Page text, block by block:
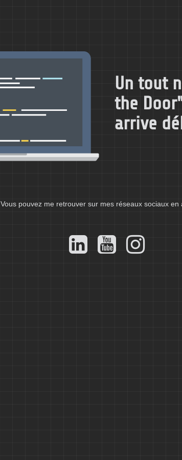
Un tout
the
arrive
Vous pouvez me retrouver sur mes réseaux sociaux en